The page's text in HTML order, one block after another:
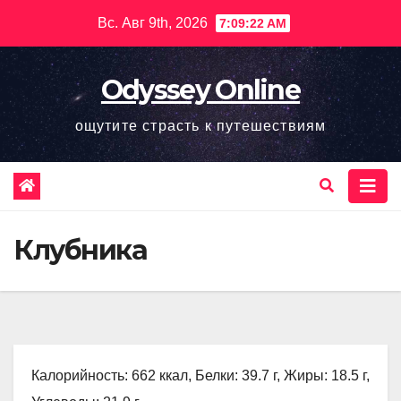
содержимому
Вс. Авг 9th, 2026 7:09:23 AM
Odyssey Online
ощутите страсть к путешествиям
Клубника
Калорийность: 662 ккал, Белки: 39.7 г, Жиры: 18.5 г,